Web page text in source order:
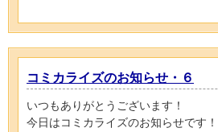
コミカライズのお知らせ・６
いつもありがとうございます！
今日はコミカライズのお知らせです！